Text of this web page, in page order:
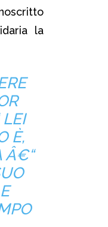
la
È,
Â€“